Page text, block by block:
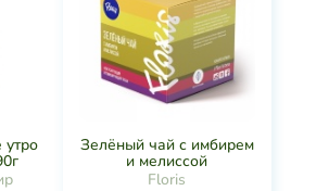
Зелёный чай с имбирем
и мелиссой
Floris